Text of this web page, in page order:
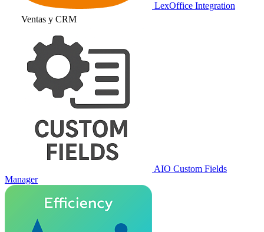
LexOffice Integration
Ventas y CRM
AIO Custom Fields
Manager